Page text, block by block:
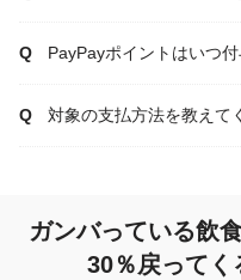
PayPayポイントはいつ
対象の支払方法を教えて
ガンバっている飲
30％戻ってく